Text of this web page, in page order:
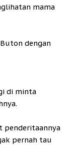
mama
dengan
di minta
penderitaannya
pernah tau